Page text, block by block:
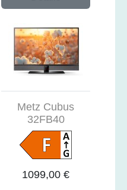
Metz Cubus
32FB40
1099,00 €